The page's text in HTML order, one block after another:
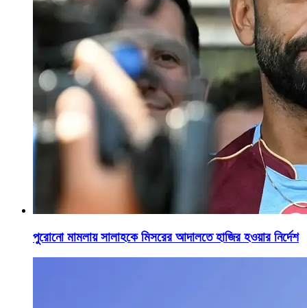
পুরোনো মামলায় সালাহকে মিসরের আদালতে হাজির হওয়ার নির্দেশ